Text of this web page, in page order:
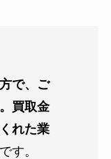
で、ご
買取金
れた業
す。